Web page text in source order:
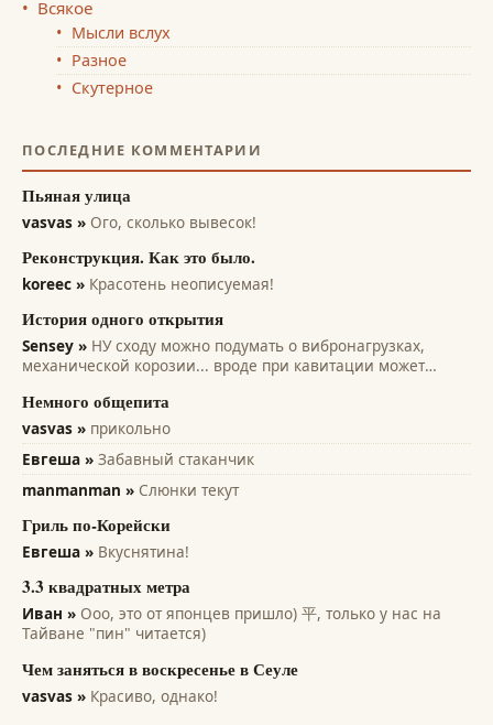
Всякое
Мысли вслух
Разное
Скутерное
ПОСЛЕДНИЕ КОММЕНТАРИИ
Пьяная улица
vasvas » Ого, сколько вывесок!
Реконструкция. Как это было.
koreec » Красотень неописуемая!
История одного открытия
Sensey »
механической корозии... вроде при кавитации может
винтов. Там на микро уровне идет разрушение рабочих
поверхностей. А этот эффект только...
Немного общепита
vasvas » прикольно
Евгеша » Забавный стаканчик
manmanman » Слюнки текут
Гриль по-Корейски
Евгеша » Вкуснятина!
3.3 квадратных метра
Иван »
Тайване "пин" читается)
Чем заняться в воскресенье в Сеуле
vasvas » Красиво, однако!